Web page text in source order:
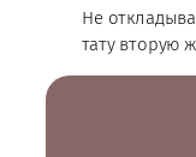
Не
тату вторую